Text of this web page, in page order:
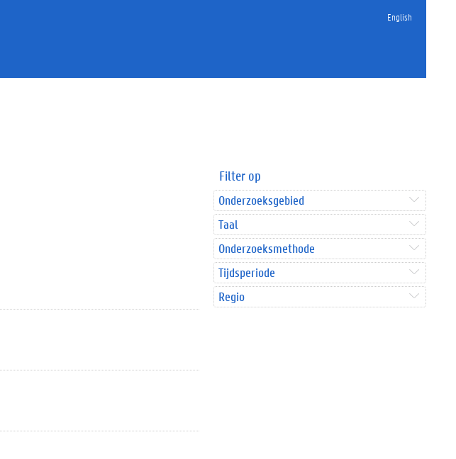
English
Filter op
Onderzoeksgebied
Taal
Onderzoeksmethode
Tijdsperiode
Regio